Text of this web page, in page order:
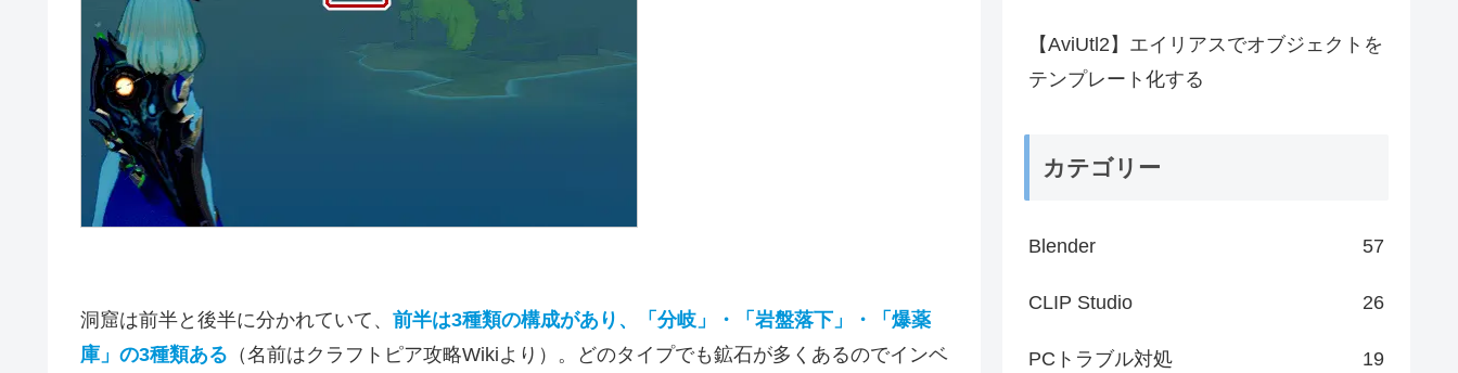
洞窟は前半と後半に分かれていて、 前半は3種類の構成があり、「分岐」・「岩盤落下」・「爆薬
庫」の3種類ある （名前はクラフトピア攻略Wikiより）。どのタイプでも鉱石が多くあるのでインベ
【AviUtl2】エイリアスでオブジェクトを
テンプレート化する
カテゴリー
Blender 57
CLIP Studio 26
PCトラブル対処 19